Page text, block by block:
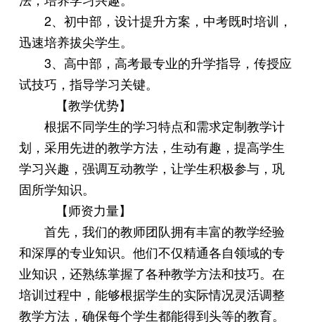
2、初中部，设计提升方案，中考既时培训，
迅速培养拔尖学生。
3、高中部，高考最专业的升学指导，传授应
试技巧，指导学习关键。
【教学优势】
根据不同学生的学习特点和需求定制教学计
划，采用先进的教学方法，生动有趣，提高学生
学习兴趣，强调互动教学，让学生积极参与，巩
固所学知识。
【师资力量】
首先，我们的教师团队拥有丰富的教学经验
和深厚的专业知识。他们不仅精通各自领域的专
业知识，还熟练掌握了各种教学方法和技巧。在
培训过程中，能够根据学生的实际情况灵活调整
教学方法，确保每个学生都能得到头等的教育。